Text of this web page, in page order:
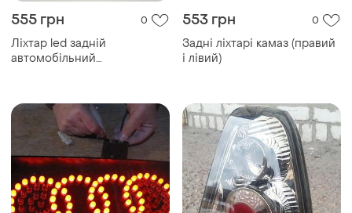
555 грн 0
Ліхтар led задній
автомобільний
габаритні
553 грн 0
Задні ліхтарі камаз (правий
і лівий)